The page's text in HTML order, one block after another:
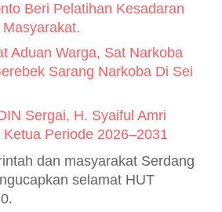
Beri Pelatihan Kesadaran
Aduan Warga, Sat Narkoba
Sarang Narkoba Di Sei
Sergai, H. Syaiful Amri
Periode 2026–2031
dan masyarakat Serdang
selamat HUT